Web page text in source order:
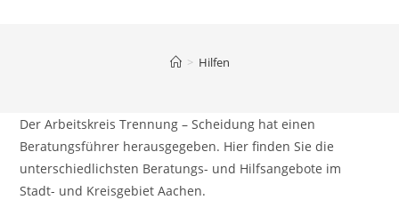
> Hilfen
Der Arbeitskreis Trennung – Scheidung hat einen
Beratungsführer herausgegeben. Hier finden Sie die
unterschiedlichsten Beratungs- und Hilfsangebote im
Stadt- und Kreisgebiet Aachen.